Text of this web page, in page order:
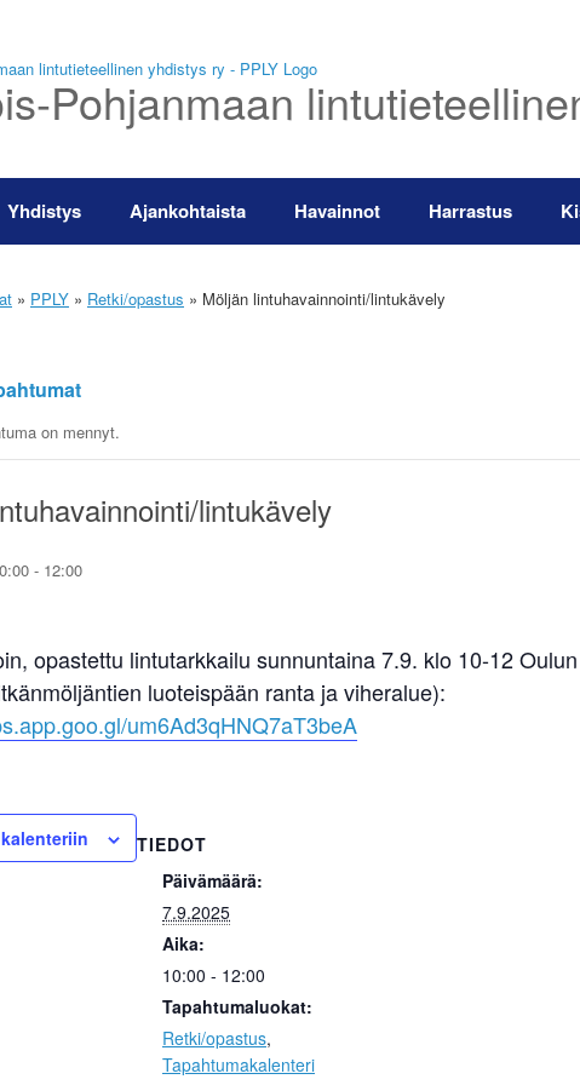
Pohjanmaan
Yhdistys Ajankohtaista Havainnot Harrastus
» PPLY » Retki/opastus » Möljän lintuhavainnointi/lintukävely
on mennyt.
lintukävely
- 12:00
opastettu lintutarkkailu sunnuntaina 7.9. klo 10-12
luoteispään ranta ja viheralue):
um6Ad3qHNQ7aT3beA
TIEDOT
Päivämäärä:
7.9.2025
Aika:
10:00 - 12:00
Tapahtumaluokat:
Retki/opastus,
Tapahtumakalenteri